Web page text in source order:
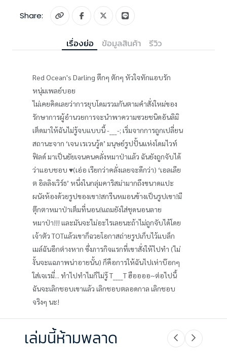
Share:
เรื่องย่อ ข้อมูลสินค้า รีวิว
Red Ocean's Darling ตึกๆ ตักๆ หัวใจทักแอบรัก
หนุ่มเพลย์บอย
ไม่เคยคิดเลยว่าการยุบโดมรวมกันตามคำสั่งใหม่ของ
รักษาการผู้อำนวยการจะนำพาความซวยชนิดอันลิมิ
เต็ดมาให้ฉันไม่รู้จบแบบนี้ -___-; เริ่มจากการถูกเปลี่ยน
สถานะจาก ‘เจน เรเวนวู้ด’ มนุษย์รูปปั้นแห่งโดมไวท์
ฟิลด์ มาเป็นยัยเจนคนคลั่งหมาป่าแล้ว ฉันยังถูกจับได้
ว่าแอบชอบ ♥(เอ่อ เรียกว่าคลั่งเลยจะดีกว่า) ‘เอลเลีย
ต อิลลิงเวิร์ธ’ หนึ่งในกลุ่มคาริสม่ามากถึงขนาดแปะ
ผนังห้องด้วยรูปของเขา!สกรีนหมอนข้างเป็นรูปเขา!มี
ตุ๊กตาหมาป่าเต็มที่นอน!แถมยังใส่ชุดนอนลาย
หมาป่า!!! และมันจะไม่อะไรเลยนะถ้าไม่ถูกจับได้โดย
เจ้าตัว TOTแล้วเขาก็ฉวยโอกาสถ่ายรูปเก็บไว้แบล็ก
เมล์ฉันอีกต่างหาก ซึ่งภารกิจแรกที่เขาสั่งให้ไปทำ (ไม่
งั้นจะแฉภาพน่าอายนั้น) ก็คือการให้ฉันไปเห่าบ๊อกๆ
ใส่เจเรมี่... ทำไปทำไมก็ไม่รู้ T____T ฮืออออ~ต่อไปนี้
ฉันจะเลิกชอบเขาแล้ว เลิกชอบตลอดกาล เลิกชอบ
จริงๆ นะ!
เล่มนี้ห้ามพลาด